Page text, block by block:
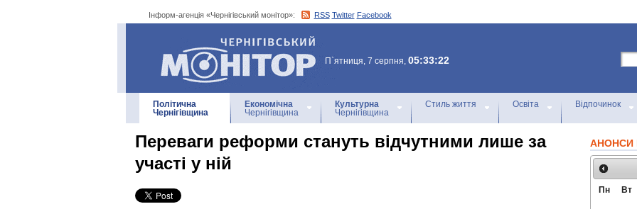
Інформ-агенція «Чернігівський монітор»: RSS Twitter Facebook
Інформ-агенція
«Чернігівський монітор»
П`ятниця, 7 серпня, 05:33:22
Політична
Чернігівщина
Економічна
Чернігівщина
Культурна
Чернігівщина
Стиль життя Освіта Відпочинок
Переваги реформи стануть відчутними лише за
участі у ній
АНОНСИ
Пн Вт